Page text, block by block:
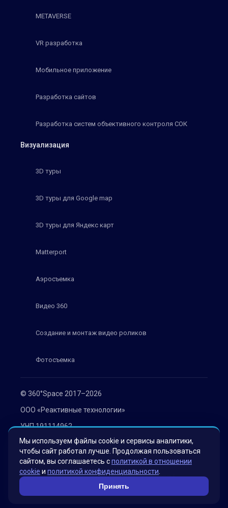
© 360°Space 2017–2026
ООО «Реактивные технологии»
УНП 191114962
г. Минск, ул. Мележа 1, офис 402
Политика конфиденциальности
Согласие на обработку персональных данных
METAVERSE
VR разработка
Мобильное приложение
Разработка сайтов
Разработка систем объективного контроля СОК
Визуализация
3D туры
3D туры для Google map
3D туры для Яндекс карт
Matterport
Аэросъемка
Видео 360
Создание и монтаж видео роликов
Фотосъемка
Мы используем файлы cookie и сервисы аналитики,
чтобы сайт работал лучше. Продолжая пользоваться
сайтом, вы соглашаетесь сполитикой в отношении
cookie и политикой конфиденциальности
Принять